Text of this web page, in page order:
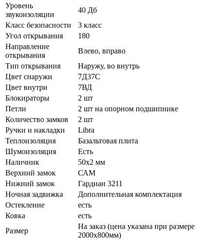
Уровень
звукоизоляции
40 Дб
Класс безопасности
3 класс
Угол открывания
180
Направление
открывания
Влево, вправо
Тип открывания
Наружу, во внутрь
Цвет снаружи
7Д37С
Цвет внутри
7ВД
Блокираторы
2 шт
Петли
2 шт на опорном подшипнике
Количество замков
2 шт
Ручки и накладки
Libra
Теплоизоляция
Базальтовая плита
Шумоизоляция
Есть
Наличник
50х2 мм
Верхний замок
САМ
Нижний замок
Гардиан 3211
Ночная задвижка
Дополнительная комплектация
Остекление
есть
Ковка
есть
Размер
На заказ (цена указана при размере
2000х800мм)